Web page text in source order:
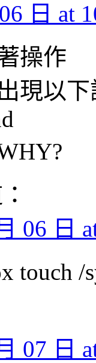
日 at
操作
現以下
06 日
touch /
07 日